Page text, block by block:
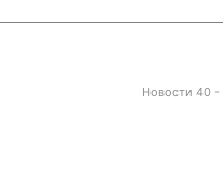
Новости 40 -